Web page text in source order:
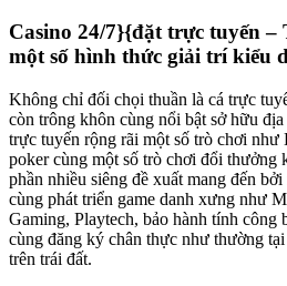
Casino 24/7}{đặt trực tuyến
một số hình thức giải trí kiểu
Không chỉ đối chọi thuần là cá trực
còn trông khôn cùng nổi bật sở hữu
trực tuyến rộng rãi một số trò chơi như
poker cùng một số trò chơi đổi thưởng
phần nhiều siêng đề xuất mang đến
cùng phát triển game danh xưng như
Gaming, Playtech, bảo hành tính công
cùng đăng ký chân thực như thường
trên trái đất.